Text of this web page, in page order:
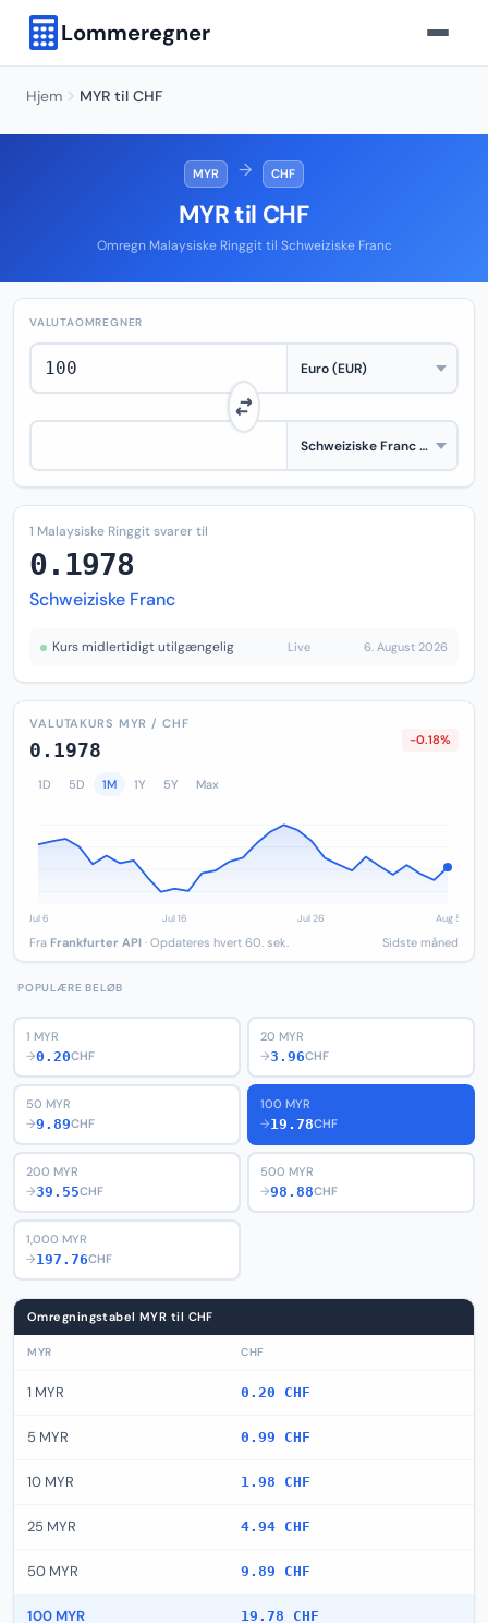
Lommeregner
Hjem MYR til CHF
MYR → CHF
MYR til CHF
Omregn Malaysiske Ringgit til Schweiziske Franc
VALUTAOMREGNER
1 Malaysiske Ringgit svarer til
0.1978
Schweiziske Franc
Kurs midlertidigt utilgængelig Live 6. August 2026
VALUTAKURS MYR / CHF
0.1978 -0.18%
1D 5D 1M 1Y 5Y Max
Fra Frankfurter API · Opdateres hvert 60. sek. Sidste måned
POPULÆRE BELØB
1 MYR
→0.20CHF
20 MYR
→3.96CHF
50 MYR
→9.89CHF
100 MYR
→19.78CHF
200 MYR
→39.55CHF
500 MYR
→98.88CHF
1,000 MYR
→197.76CHF
Omregningstabel MYR til CHF
MYR CHF
1 MYR 0.20 CHF
5 MYR 0.99 CHF
10 MYR 1.98 CHF
25 MYR 4.94 CHF
50 MYR 9.89 CHF
100 MYR 19.78 CHF